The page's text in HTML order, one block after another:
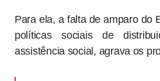
Para ela, a falta de amparo do
políticas sociais de
assistência social, agrava os